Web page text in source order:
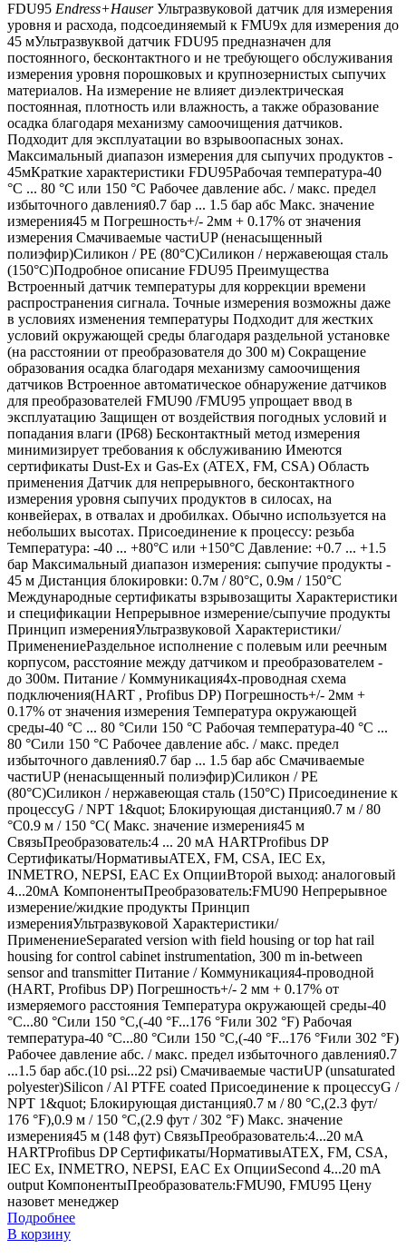
FDU95 Endress+Hauser Ультразвуковой датчик для измерения
уровня и расхода, подсоединяемый к FMU9x для измерения до
45 мУльтразвуквой датчик FDU95 предназначен для
постоянного, бесконтактного и не требующего обслуживания
измерения уровня порошковых и крупнозернистых сыпучих
материалов. На измерение не влияет диэлектрическая
постоянная, плотность или влажность, а также образование
осадка благодаря механизму самоочищения датчиков.
Подходит для эксплуатации во взрывоопасных зонах.
Максимальный диапазон измерения для сыпучих продуктов -
45мКраткие характеристики FDU95Рабочая температура-40
°C ... 80 °C или 150 °C Рабочее давление абс. / макс. предел
избыточного давления0.7 бар ... 1.5 бар абс Макс. значение
измерения45 м Погрешность+/- 2мм + 0.17% от значения
измерения Смачиваемые частиUP (ненасыщенный
полиэфир)Силикон / PE (80°C)Силикон / нержавеющая сталь
(150°C)Подробное описание FDU95 Преимущества
Встроенный датчик температуры для коррекции времени
распространения сигнала. Точные измерения возможны даже
в условиях изменения температуры Подходит для жестких
условий окружающей среды благодаря раздельной установке
(на расстоянии от преобразователя до 300 м) Сокращение
образования осадка благодаря механизму самоочищения
датчиков Встроенное автоматическое обнаружение датчиков
для преобразователей FMU90 /FMU95 упрощает ввод в
эксплуатацию Защищен от воздействия погодных условий и
попадания влаги (IP68) Бесконтактный метод измерения
минимизирует требования к обслуживанию Имеются
сертификаты Dust-Ex и Gas-Ex (ATEX, FM, CSA) Область
применения Датчик для непрерывного, бесконтактного
измерения уровня сыпучих продуктов в силосах, на
конвейерах, в отвалах и дробилках. Обычно используется на
небольших высотах. Присоединение к процессу: резьба
Температура: -40 ... +80°C или +150°C Давление: +0.7 ... +1.5
бар Максимальный диапазон измерения: сыпучие продукты -
45 м Дистанция блокировки: 0.7м / 80°C, 0.9м / 150°C
Международные сертификаты взрывозащиты Характеристики
и спецификации Непрерывное измерение/сыпучие продукты
Принцип измеренияУльтразвуковой Характеристики/
ПрименениеРаздельное исполнение с полевым или реечным
корпусом, расстояние между датчиком и преобразователем -
до 300м. Питание / Коммуникация4х-проводная схема
подключения(HART , Profibus DP) Погрешность+/- 2мм +
0.17% от значения измерения Температура окружающей
среды-40 °C ... 80 °Cили 150 °C Рабочая температура-40 °C ...
80 °Cили 150 °C Рабочее давление абс. / макс. предел
избыточного давления0.7 бар ... 1.5 бар абс Смачиваемые
частиUP (ненасыщенный полиэфир)Силикон / PE
(80°C)Силикон / нержавеющая сталь (150°C) Присоединение к
процессуG / NPT 1&quot; Блокирующая дистанция0.7 м / 80
°C0.9 м / 150 °C( Макс. значение измерения45 м
СвязьПреобразователь:4 ... 20 мА HARTProfibus DP
Сертификаты/НормативыATEX, FM, CSA, IEC Ex,
INMETRO, NEPSI, EAC Ex ОпцииВторой выход: аналоговый
4...20мА КомпонентыПреобразователь:FMU90 Непрерывное
измерение/жидкие продукты Принцип
измеренияУльтразвуковой Характеристики/
ПрименениеSeparated version with field housing or top hat rail
housing for control cabinet instrumentation, 300 m in-between
sensor and transmitter Питание / Коммуникация4-проводной
(HART, Profibus DP) Погрешность+/- 2 мм + 0.17% от
измеряемого расстояния Температура окружающей среды-40
°C...80 °Cили 150 °C,(-40 °F...176 °Fили 302 °F) Рабочая
температура-40 °C...80 °Cили 150 °C,(-40 °F...176 °Fили 302 °F)
Рабочее давление абс. / макс. предел избыточного давления0.7
...1.5 бар абс.(10 psi...22 psi) Смачиваемые частиUP (unsaturated
polyester)Silicon / Al PTFE coated Присоединение к процессуG /
NPT 1&quot; Блокирующая дистанция0.7 м / 80 °C,(2.3 фут/
176 °F),0.9 м / 150 °C,(2.9 фут / 302 °F) Макс. значение
измерения45 м (148 фут) СвязьПреобразователь:4...20 мА
HARTProfibus DP Сертификаты/НормативыATEX, FM, CSA,
IEC Ex, INMETRO, NEPSI, EAC Ex ОпцииSecond 4...20 mA
output КомпонентыПреобразователь:FMU90, FMU95 Цену
назовет менеджер
Подробнее
В корзину